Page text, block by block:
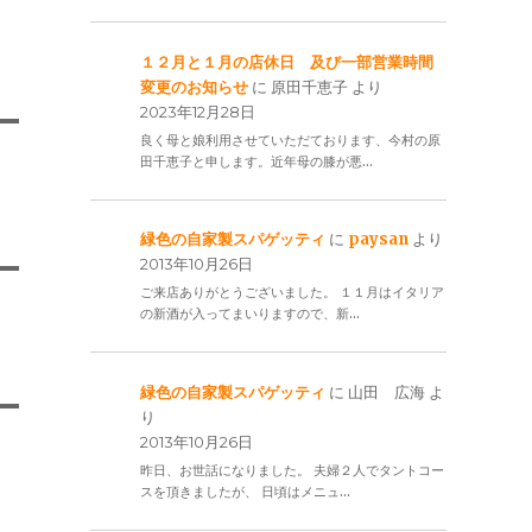
１２月と１月の店休日 及び一部営業時間
変更のお知らせ に 原田千恵子 より
2023年12月28日
良く母と娘利用させていただております、今村の原
田千恵子と申します。近年母の膝が悪…
緑色の自家製スパゲッティ に paysan より
2013年10月26日
ご来店ありがとうございました。 １１月はイタリア
の新酒が入ってまいりますので、新…
緑色の自家製スパゲッティ に 山田 広海 よ
り
2013年10月26日
昨日、お世話になりました。 夫婦２人でタントコー
スを頂きましたが、 日頃はメニュ…